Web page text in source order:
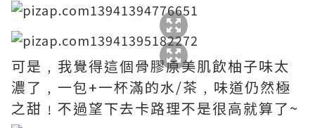
可是﹐我覺得這個骨膠原美肌飲柚子味太
濃了﹐一包+一杯滿的水/茶﹐味道仍然極
之甜﹗不過望下去卡路理不是很高就算了~